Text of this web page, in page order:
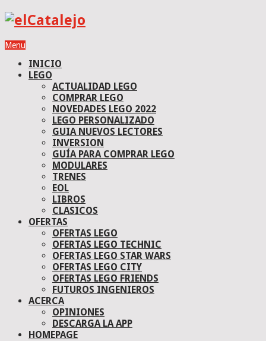
Menu
INICIO
LEGO
ACTUALIDAD LEGO
COMPRAR LEGO
NOVEDADES LEGO 2022
LEGO PERSONALIZADO
GUIA NUEVOS LECTORES
INVERSION
GUÍA PARA COMPRAR LEGO
MODULARES
TRENES
EOL
LIBROS
CLASICOS
OFERTAS
OFERTAS LEGO
OFERTAS LEGO TECHNIC
OFERTAS LEGO STAR WARS
OFERTAS LEGO CITY
OFERTAS LEGO FRIENDS
FUTUROS INGENIEROS
ACERCA
OPINIONES
DESCARGA LA APP
HOMEPAGE